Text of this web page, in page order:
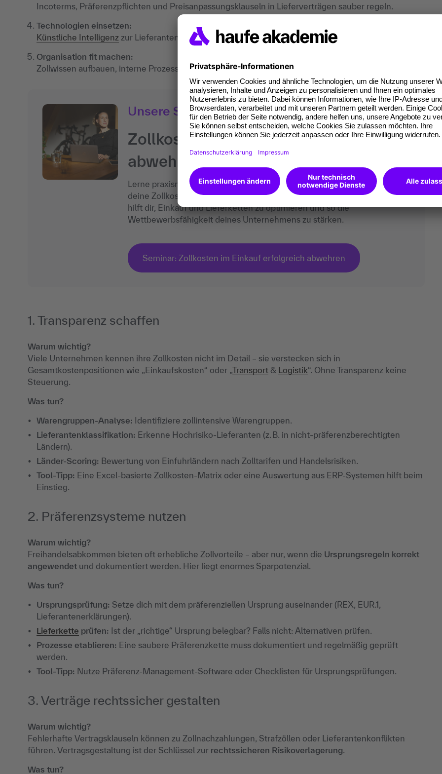
Incoterms, Präferenzpflichten und Preisanpassungsklauseln in Lieferverträgen sauber regeln.
Technologien einsetzen:
Künstliche Intelligenz zur Lieferantensuche, Präferenzprüfung und Sanktionskontrolle nutzen.
Organisation fit machen:
Zollwissen aufbauen, interne Prozesse zollsicher dokumentieren, regelmäßige Audits durchführen.
Unsere Seminarempfehlung
Zollkosten im Einkauf erfolgreich
abwehren
Lerne praxisnahe Strategien, um Strafzölle wirksam abzuwehren und
deine Zollkosten nachhaltig zu senken. Der leicht umsetzbare Leitfaden
hilft dir, Einkauf und Lieferketten zu optimieren und so die
Wettbewerbsfähigkeit deines Unternehmens zu stärken.
Seminar: Zollkosten im Einkauf erfolgreich abwehren
1. Transparenz schaffen
Warum wichtig?
Viele Unternehmen kennen ihre Zollkosten nicht im Detail – sie verstecken sich in
Gesamtkostenpositionen wie „Einkaufskosten“ oder „Transport & Logistik“. Ohne Transparenz keine
Steuerung.
Was tun?
Warengruppen-Analyse: Identifiziere zollintensive Warengruppen.
Lieferantenklassifikation: Erkenne Hochrisiko-Lieferanten (z. B. in nicht-präferenzberechtigten
Ländern).
Länder-Scoring: Bewertung von Einfuhrländern nach Zolltarifen und Handelsrisiken.
Tool-Tipp: Eine Excel-basierte Zollkosten-Matrix oder eine Auswertung aus ERP-Systemen hilft beim
Einstieg.
2. Präferenzsysteme nutzen
Warum wichtig?
Freihandelsabkommen bieten oft erhebliche Zollvorteile – aber nur, wenn die Ursprungsregeln korrekt
angewendet und dokumentiert werden. Hier liegt enormes Sparpotenzial.
Was tun?
Ursprungsprüfung: Setze dich mit dem präferenziellen Ursprung auseinander (REX, EUR.1,
Lieferantenerklärungen).
Lieferkette prüfen: Ist der „richtige“ Ursprung belegbar? Falls nicht: Alternativen prüfen.
Prozesse etablieren: Eine saubere Präferenzkette muss dokumentiert und regelmäßig geprüft
werden.
Tool-Tipp: Nutze Präferenz-Management-Software oder Checklisten für Ursprungsprüfungen.
3. Verträge rechtssicher gestalten
Warum wichtig?
Fehlerhafte Vertragsklauseln können zu Zollnachzahlungen, Strafzöllen oder Lieferantenkonflikten
führen. Vertragsgestaltung ist der Schlüssel zur rechtssicheren Risikoverlagerung.
Was tun?